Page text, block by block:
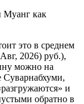
это в среднем
2026) руб.),
можно на
Суварнабхуми,
и
обратно в